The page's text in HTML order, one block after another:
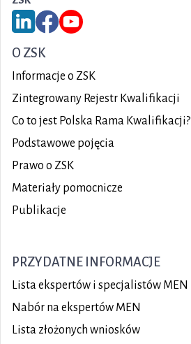
Link do serwisu LinkedIn ZSK
Link do Facebook ZSK
Link do YouTube ZSK
O ZSK
Informacje o ZSK
Zintegrowany Rejestr Kwalifikacji
Co to jest Polska Rama Kwalifikacji?
Podstawowe pojęcia
Prawo o ZSK
Materiały pomocnicze
Publikacje
PRZYDATNE INFORMACJE
Lista ekspertów i specjalistów MEN
Nabór na ekspertów MEN
Lista złożonych wniosków